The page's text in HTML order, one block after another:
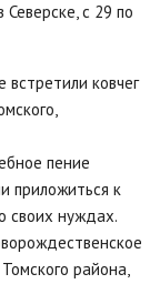
с 29 по
ковчег
пение
приложиться к
своих нуждах.
района,